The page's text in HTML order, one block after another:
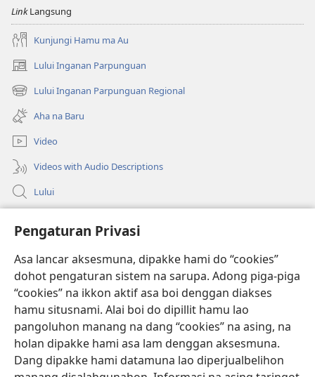
Pengaturan Privasi
Asa lancar aksesmuna, dipakke hami do “cookies”
dohot pengaturan sistem na sarupa. Adong piga-piga
“cookies” na ikkon aktif asa boi denggan diakses
hamu situsnami. Alai boi do dipillit hamu lao
pangoluhon manang na dang “cookies” na asing, na
holan dipakke hami asa lam denggan aksesmuna.
Dang dipakke hami datamuna lao diperjualbelihon
LinkLangsung
Kunjungi Hamu ma Au
Lului Inganan Parpunguan
(opens
new
window)
Lului Inganan Parpunguan Regional
(opens
new
window)
Aha na Baru
Video
Videos with Audio Descriptions
Lului
Sumbangan
(opens
new
PERPUSTAKAAN ONLINE Joujou Paboahon™
(opens
new
window)JW Hub
(opens
new
window)JW Library ®